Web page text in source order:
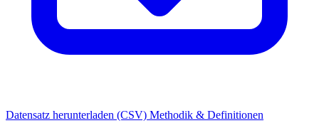
Datensatz herunterladen (CSV) Methodik & Definitionen